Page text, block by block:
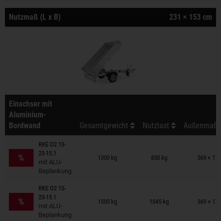
Nutzmaß (L x B) 231 × 153 cm
Einachser mit
Aluminium-
Bordwand
Gesamtgewicht Nutzlast Außenmaß
%
RKE O2 13-
23-15.1
mit ALU-
Beplankung
1300 kg 850 kg 369 ×
Anhänger auf Merkzettel
%
RKE O2 15-
23-15.1
mit ALU-
Beplankung
1500 kg 1045 kg 369 ×
Anhänger auf Merkzettel